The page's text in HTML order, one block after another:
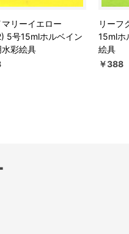
リーイエロー
5号15mlホルベイン
彩絵具
リーフ
15mlホ
絵具
￥388